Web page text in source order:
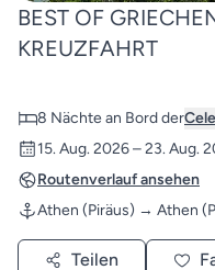
BEST OF
KREUZFAHRT
8 Nächte an Bord der
15. Aug. 2026 – 23. Aug.
Routenverlauf ansehen
Athen (Piräus) → Athen
Teilen